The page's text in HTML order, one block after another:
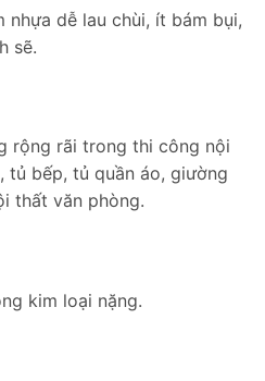
nhựa dễ lau chùi, ít bám bụi,
sẽ.
rộng rãi trong thi công nội
bếp, tủ quần áo, giường
thất văn phòng.
kim loại nặng.